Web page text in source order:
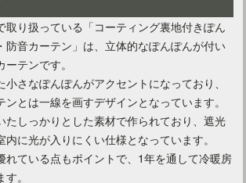
取り扱っている「コーティング裏地付きぽん
防音カーテン」は、立体的なぽんぽんが付い
テンです。
さなぽんぽんがアクセントになっており、
とは一線を画すデザインとなっています。
たしっかりとした素材で作られており、遮光
に光が入りにくい仕様となっています。
れている点もポイントで、1年を通して冷暖房
。